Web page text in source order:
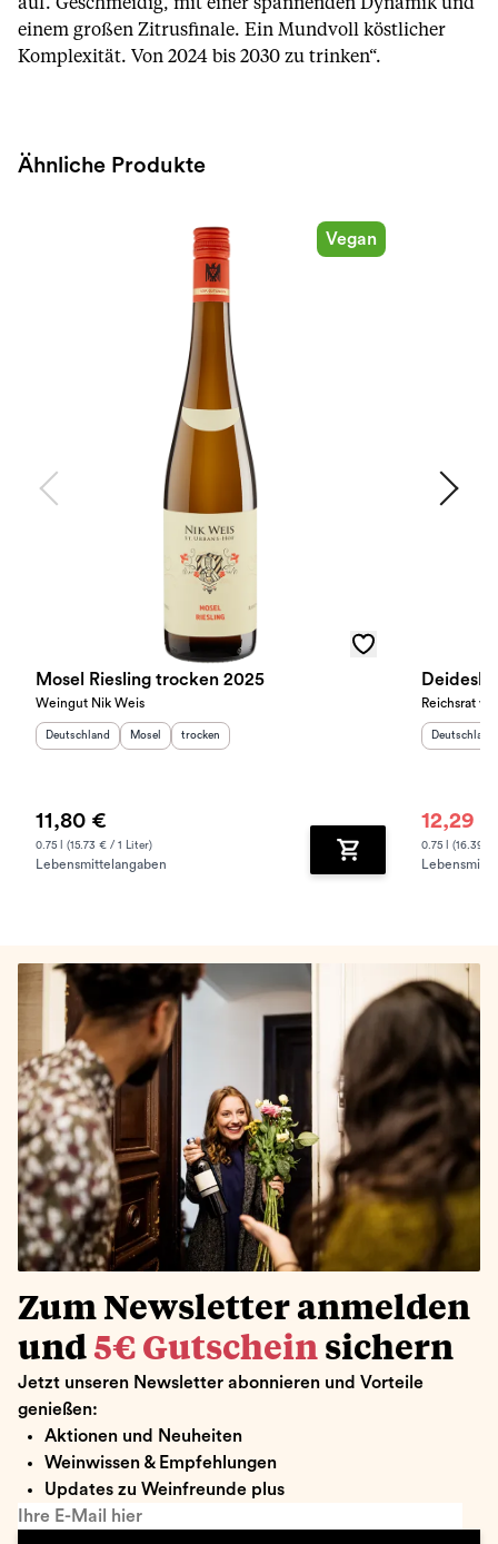
einem großen Zitrusfinale. Ein Mundvoll köstlicher
Komplexität. Von 2024 bis 2030 zu trinken“.
Ähnliche Produkte
Vegan
Mosel Riesling trocken 2025
Weingut Nik Weis
Herkunftsland
Deutschland Herkunftsregion:
Mosel Geschmack
trocken
11,80 €
0.75 l (15.73 € / 1 Liter)
Lebensmittelangaben Zum Warenkorb
Reichsrat
Deutschland
12,29 €
0.75 l (16.39 €
Zum Newsletter anmelden
und 5€ Gutschein sichern
Jetzt unseren Newsletter abonnieren und Vorteile
genießen:
Aktionen und Neuheiten
Weinwissen & Empfehlungen
Updates zu Weinfreunde plus
Ihre E-Mail hier